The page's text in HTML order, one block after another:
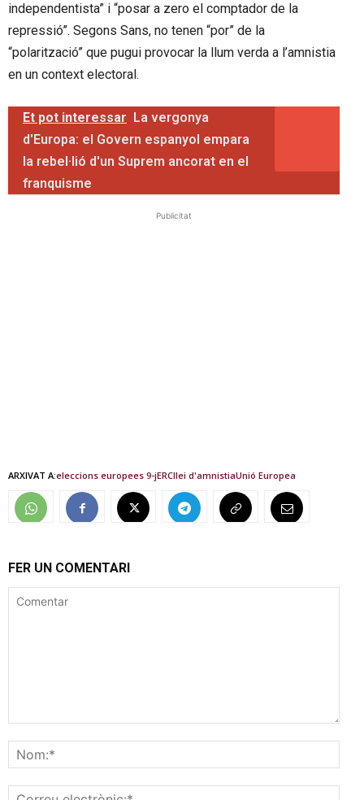
independentista” i “posar a zero el comptador de la
repressió”. Segons Sans, no tenen “por” de la
“polarització” que pugui provocar la llum verda a l’amnistia
en un context electoral.
Et pot interessar
La vergonya
d'Europa: el Govern espanyol empara
la rebel·lió d'un Suprem ancorat en el
franquisme
Publicitat
ARXIVAT A:eleccions europees 9-jERCllei d'amnistiaUnió Europea
FER UN COMENTARI